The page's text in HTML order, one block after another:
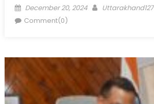
Posted
on
December 20, 2024 Author
Uttarakhand127
Comment(0)